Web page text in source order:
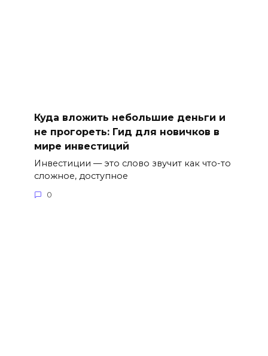
Куда вложить небольшие деньги и
не прогореть: Гид для новичков в
мире инвестиций
Инвестиции — это слово звучит как что-то
сложное, доступное
0